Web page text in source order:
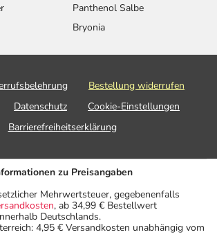
Panthenol Salbe
Bryonia
Bestellung widerrufen
Datenschutz
Cookie-Einstellungen
Barrierefreiheitserklärung
zu Preisangaben
Mehrwertsteuer, gegebenenfalls
, ab 34,99 € Bestellwert
Deutschlands.
4,95 € Versandkosten unabhängig vom